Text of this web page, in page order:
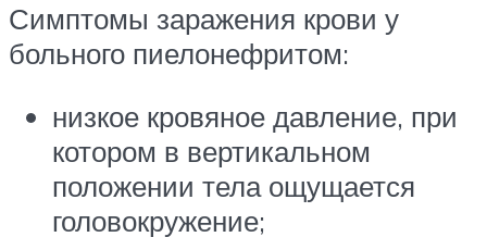
Симптомы заражения крови у
больного пиелонефритом:
низкое кровяное давление, при
котором в вертикальном
положении тела ощущается
головокружение;